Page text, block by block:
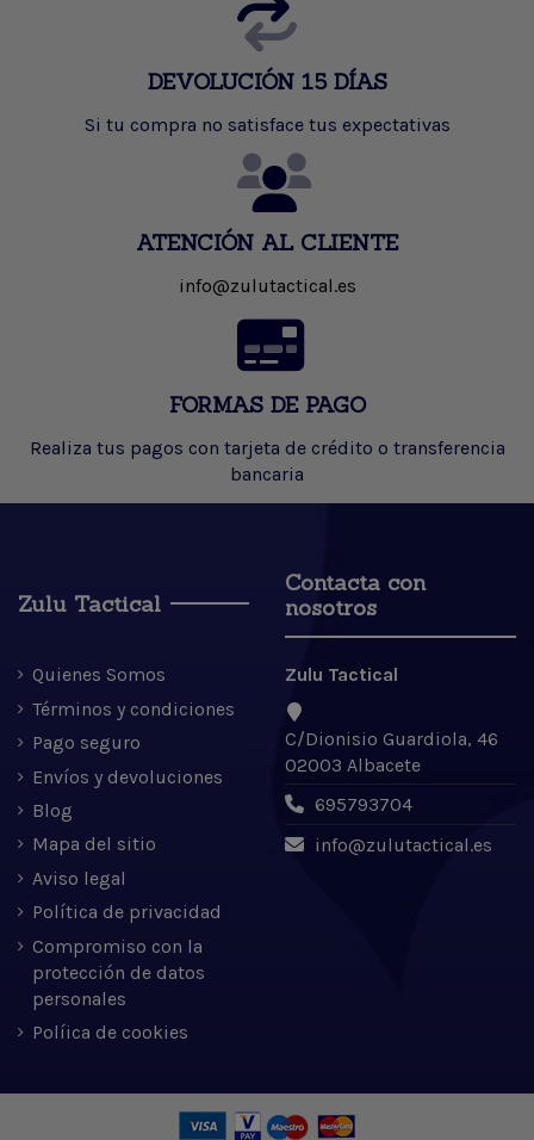
DEVOLUCIÓN 15 DÍAS
Si tu compra no satisface tus expectativas
ATENCIÓN AL CLIENTE
info@zulutactical.es
FORMAS DE PAGO
Realiza tus pagos con tarjeta de crédito o transferencia
bancaria
Zulu Tactical
Quienes Somos
Términos y condiciones
Pago seguro
Envíos y devoluciones
Blog
Mapa del sitio
Aviso legal
Política de privacidad
Compromiso con la
protección de datos
personales
Políica de cookies
Contacta con
nosotros
Zulu Tactical
C/Dionisio Guardiola, 46
02003 Albacete
695793704
info@zulutactical.es